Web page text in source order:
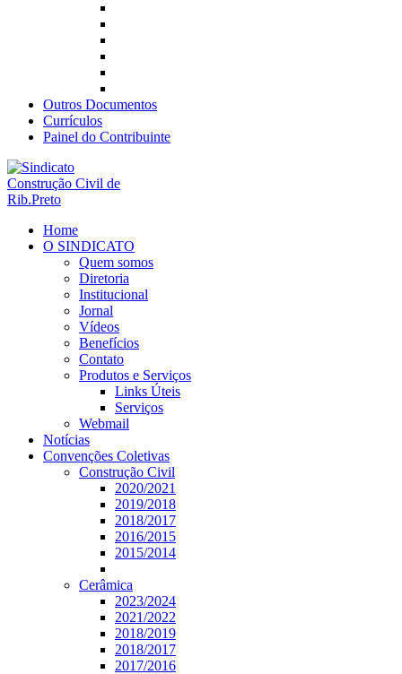
Outros Documentos
Currículos
Painel do Contribuinte
Home
O SINDICATO
Quem somos
Diretoria
Institucional
Jornal
Vídeos
Benefícios
Contato
Produtos e Serviços
Links Úteis
Serviços
Webmail
Notícias
Convenções Coletivas
Construção Civil
2020/2021
2019/2018
2018/2017
2016/2015
2015/2014
Cerâmica
2023/2024
2021/2022
2018/2019
2018/2017
2017/2016